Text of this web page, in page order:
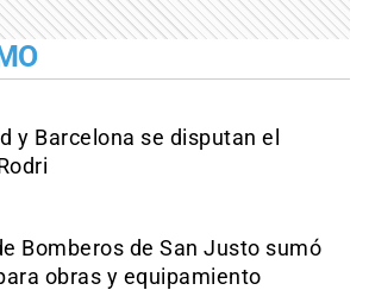
y Barcelona se disputan el
Bomberos de San Justo sumó
obras y equipamiento